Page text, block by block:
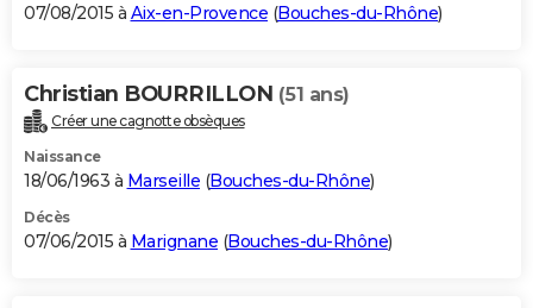
07/08/2015 à Aix-en-Provence (Bouches-du-Rhône)
Christian BOURRILLON (51 ans)
Créer une cagnotte obsèques
Naissance
18/06/1963 à Marseille (Bouches-du-Rhône)
Décès
07/06/2015 à Marignane (Bouches-du-Rhône)